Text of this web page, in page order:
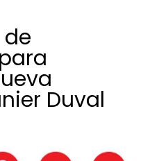
Duval